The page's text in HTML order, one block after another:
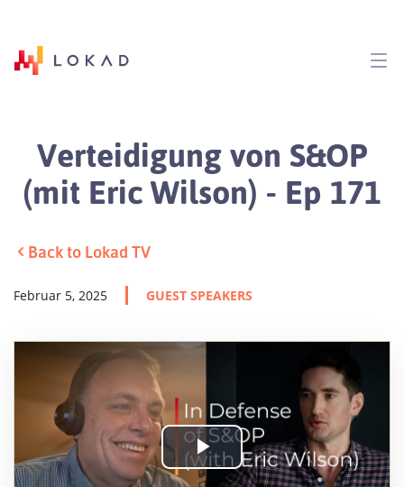
Verteidigung von S&OP
(mit Eric Wilson) - Ep 171
Back to Lokad TV
Februar 5, 2025 GUEST SPEAKERS
Play